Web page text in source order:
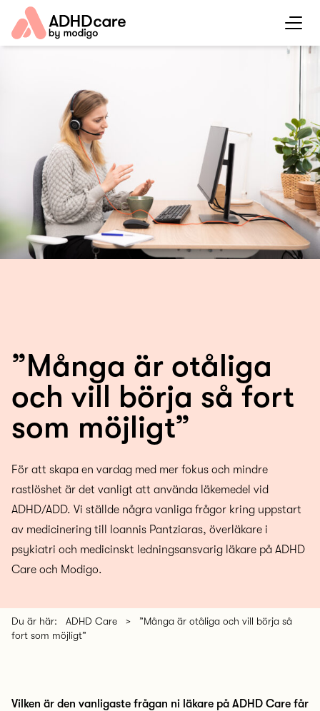
”Många är otåliga
och vill börja så fort
som möjligt”
För att skapa en vardag med mer fokus och mindre
rastlöshet är det vanligt att använda läkemedel vid
ADHD/ADD. Vi ställde några vanliga frågor kring uppstart
av medicinering till Ioannis Pantziaras, överläkare i
psykiatri och medicinskt ledningsansvarig läkare på ADHD
Care och Modigo.
Du är här: ADHD Care >
”Många är otåliga och vill börja så
fort som möjligt”
Vilken är den vanligaste frågan ni läkare på ADHD Care får